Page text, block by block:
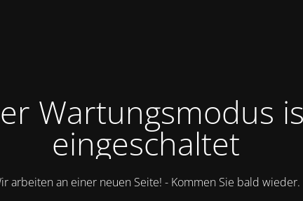
Wartungsmodus
eingeschaltet
arbeiten an einer neuen Seite! - Kommen Sie bald wieder.